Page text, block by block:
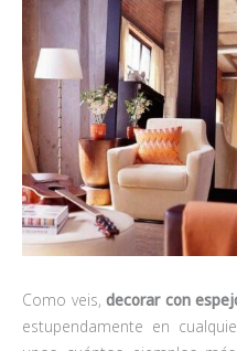
Como veis,decorar con
estupendamente en